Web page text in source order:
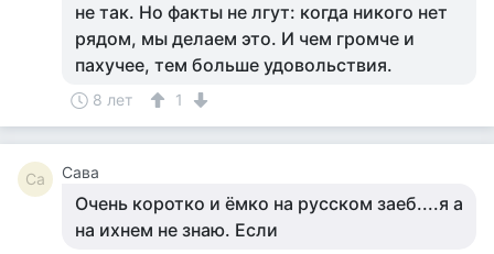
не так. Но факты не лгут: когда никого нет
рядом, мы делаем это. И чем громче и
пахучее, тем больше удовольствия.
8 лет 1
Са Сава
Очень коротко и ёмко на русском заеб....я а
на ихнем не знаю. Если